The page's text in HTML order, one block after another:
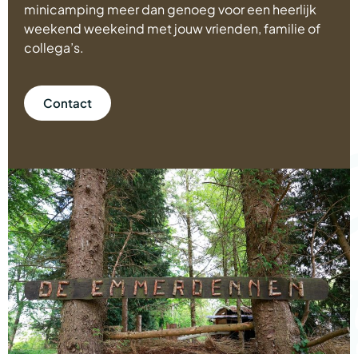
minicamping meer dan genoeg voor een heerlijk
weekend weekeind met jouw vrienden, familie of
collega’s.
Contact